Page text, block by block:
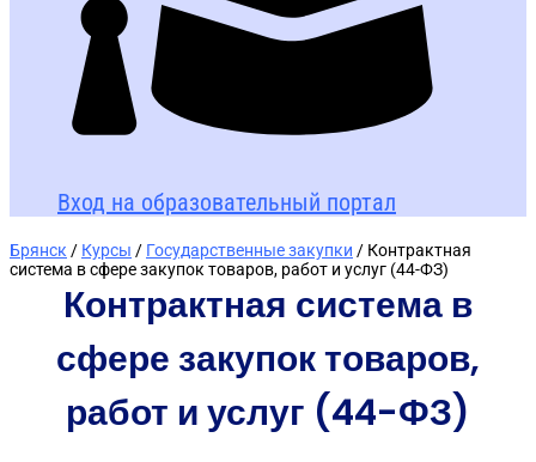
Вход на образовательный портал
Брянск / Курсы / Государственные закупки / Контрактная
система в сфере закупок товаров, работ и услуг (44-ФЗ)
Контрактная система в
сфере закупок товаров,
работ и услуг (44-ФЗ)